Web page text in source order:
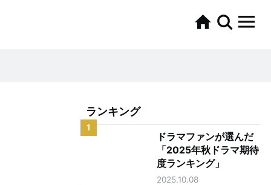
ランキング
1
ドラマファンが選んだ
「2025年秋ドラマ期待
度ランキング」
2025.10.08